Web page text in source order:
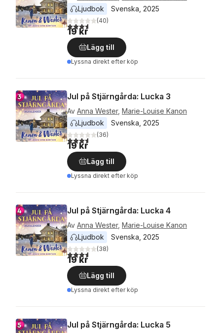
Ljudbok
Svenska 2025
3,6utav 5 stjärnor. Totalt antal röster:
(40)
19 kr
Lägg till
Lyssna direkt efter köp
Jul på Stjärngårda: Lucka 3
Av Anna Wester, Marie-Louise Kanon
Ljudbok
Svenska 2025
3,6utav 5 stjärnor. Totalt antal röster:
(36)
19 kr
Lägg till
Lyssna direkt efter köp
Jul på Stjärngårda: Lucka 4
Av Anna Wester, Marie-Louise Kanon
Ljudbok
Svenska 2025
3,6utav 5 stjärnor. Totalt antal röster:
(38)
19 kr
Lägg till
Lyssna direkt efter köp
Jul på Stjärngårda: Lucka 5